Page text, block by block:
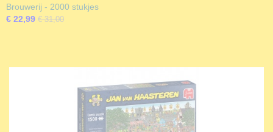
Brouwerij - 2000 stukjes
€ 22,99 € 31,00